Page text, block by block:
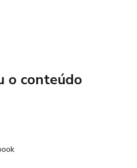
o conteúdo